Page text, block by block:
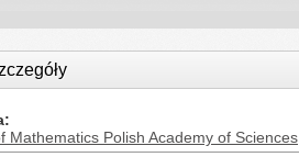
Mathematics Polish Academy of Sciences